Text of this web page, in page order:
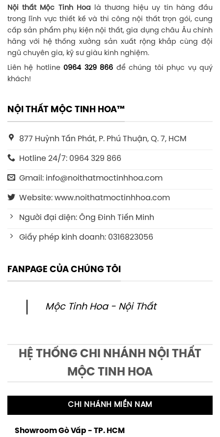
Nội thất Mộc Tinh Hoalà thương hiệu uy tín hàng đầu
trong lĩnh vực thiết kế và thi công nội thất trọn gói, cung
cấp sản phẩm phụ kiện nội thất, gia dụng châu Âu chính
hãng với hệ thống xưởng sản xuất rộng khắp cùng đội
ngũ chuyên gia, kỹ sư giàu kinh nghiệm.
Liên hệ hotline 0964 329 866 để chúng tôi phục vụ quý
khách!
NỘI THẤT MỘC TINH HOA™
877 Huỳnh Tấn Phát, P. Phú Thuận, Q. 7, HCM
Hotline 24/7: 0964 329 866
Gmail: info@noithatmoctinhhoa.com
Website: www.noithatmoctinhhoa.com
Người đại diện: Ông Đinh Tiến Minh
Giấy phép kinh doanh: 0316823056
FANPAGE CỦA CHÚNG TÔI
Mộc Tinh Hoa - Nội Thất
HỆ THỐNG CHI NHÁNH NỘI THẤT
MỘC TINH HOA
CHI NHÁNH MIỀN NAM
Showroom Gò Vấp - TP. HCM